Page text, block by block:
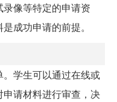
像等特定的申请资
成功申请的前提。
学生可以通过在线或
请材料进行审查，决